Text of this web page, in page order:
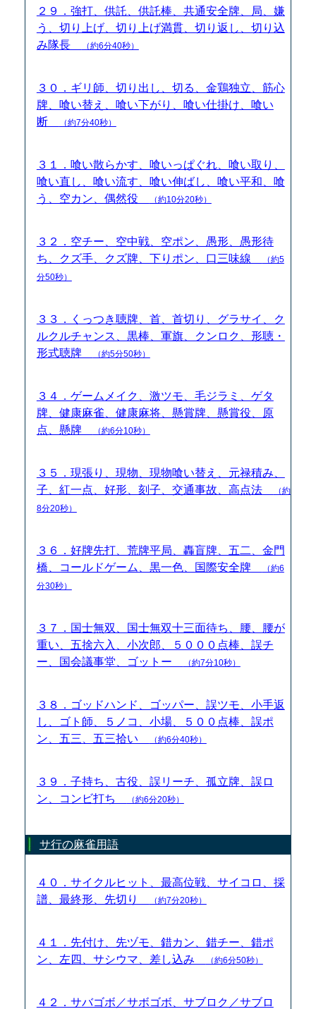
２９．強打、供託、供託棒、共通安全牌、局、嫌
う、切り上げ、切り上げ満貫、切り返し、切り込
み隊長
（約6分40秒）
３０．ギリ師、切り出し、切る、金鶏独立、筋心
牌、喰い替え、喰い下がり、喰い仕掛け、喰い
断
（約7分40秒）
３１．喰い散らかす、喰いっぱぐれ、喰い取り、
喰い直し、喰い流す、喰い伸ばし、喰い平和、喰
う、空カン、偶然役
（約10分20秒）
３２．空チー、空中戦、空ポン、愚形、愚形待
ち、クズ手、クズ牌、下りポン、口三味線
（約5
分50秒）
３３．くっつき聴牌、首、首切り、グラサイ、ク
ルクルチャンス、黒棒、軍旗、クンロク、形聴・
形式聴牌
（約5分50秒）
３４．ゲームメイク、激ツモ、毛ジラミ、ゲタ
牌、健康麻雀、健康麻将、懸賞牌、懸賞役、原
点、懸牌
（約6分10秒）
３５．現張り、現物、現物喰い替え、元禄積み、
子、紅一点、好形、刻子、交通事故、高点法
（約
8分20秒）
３６．好牌先打、荒牌平局、轟盲牌、五二、金門
橋、コールドゲーム、黒一色、国際安全牌
（約6
分30秒）
３７．国士無双、国士無双十三面待ち、腰、腰が
重い、五捨六入、小次郎、５０００点棒、誤チ
ー、国会議事堂、ゴットー
（約7分10秒）
３８．ゴッドハンド、ゴッパー、誤ツモ、小手返
し、ゴト師、５ノコ、小場、５００点棒、誤ポ
ン、五三、五三拾い
（約6分40秒）
３９．子持ち、古役、誤リーチ、孤立牌、誤ロ
ン、コンビ打ち
（約6分20秒）
サ行の麻雀用語
４０．サイクルヒット、最高位戦、サイコロ、採
譜、最終形、先切り
（約7分20秒）
４１．先付け、先ヅモ、錯カン、錯チー、錯ポ
ン、左四、サシウマ、差し込み
（約6分50秒）
４２．サバゴボ／サボゴボ、サブロク／サブロ